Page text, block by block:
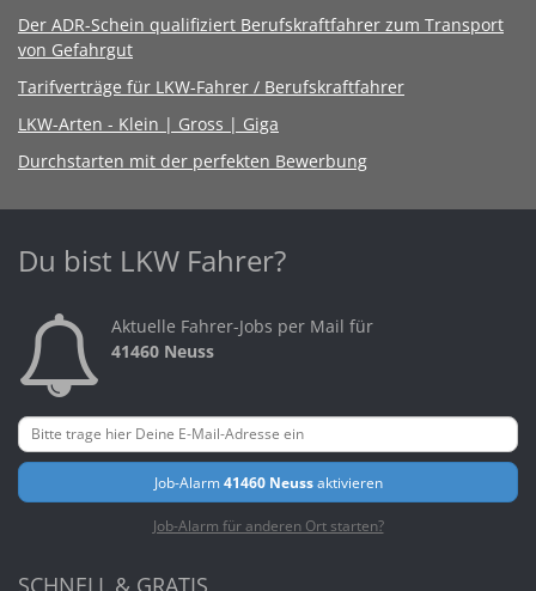
Der ADR-Schein qualifiziert Berufskraftfahrer zum Transport
von Gefahrgut
Tarifverträge für LKW-Fahrer / Berufskraftfahrer
LKW-Arten - Klein | Gross | Giga
Durchstarten mit der perfekten Bewerbung
Du bist LKW Fahrer?
Aktuelle Fahrer-Jobs per Mail für
41460 Neuss
Job-Alarm41460 Neussaktivieren
Job-Alarm für anderen Ort starten?
SCHNELL & GRATIS